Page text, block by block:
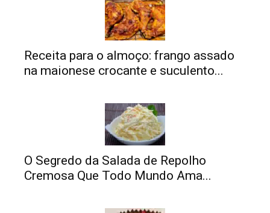
Receita para o almoço: frango assado
na maionese crocante e suculento...
O Segredo da Salada de Repolho
Cremosa Que Todo Mundo Ama...